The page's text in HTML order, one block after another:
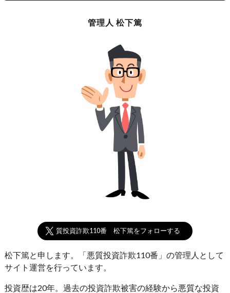
管理人 松下篤
悪質投資詐欺110番 松下篤をフォローする
松下篤と申します。「悪質投資詐欺110番」の管理人として
サイト運営を行っています。
投資歴は20年。過去の投資詐欺被害の経験から悪質な投資